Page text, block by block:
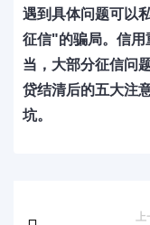
遇到具体问题可以
征信"的骗局。信用
当，大部分征信问
贷结清后的五大注
坑。
上